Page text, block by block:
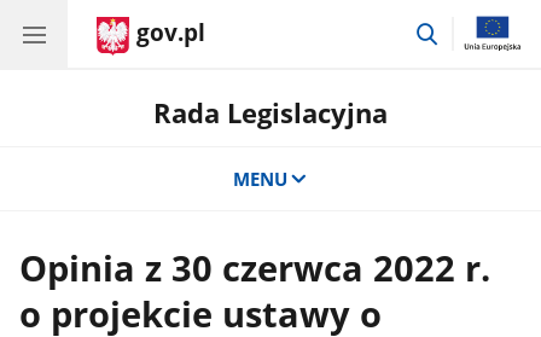
gov.pl
przejdź
Rada Legislacyjna
MENU
Opinia z 30 czerwca 2022 r.
o projekcie ustawy o